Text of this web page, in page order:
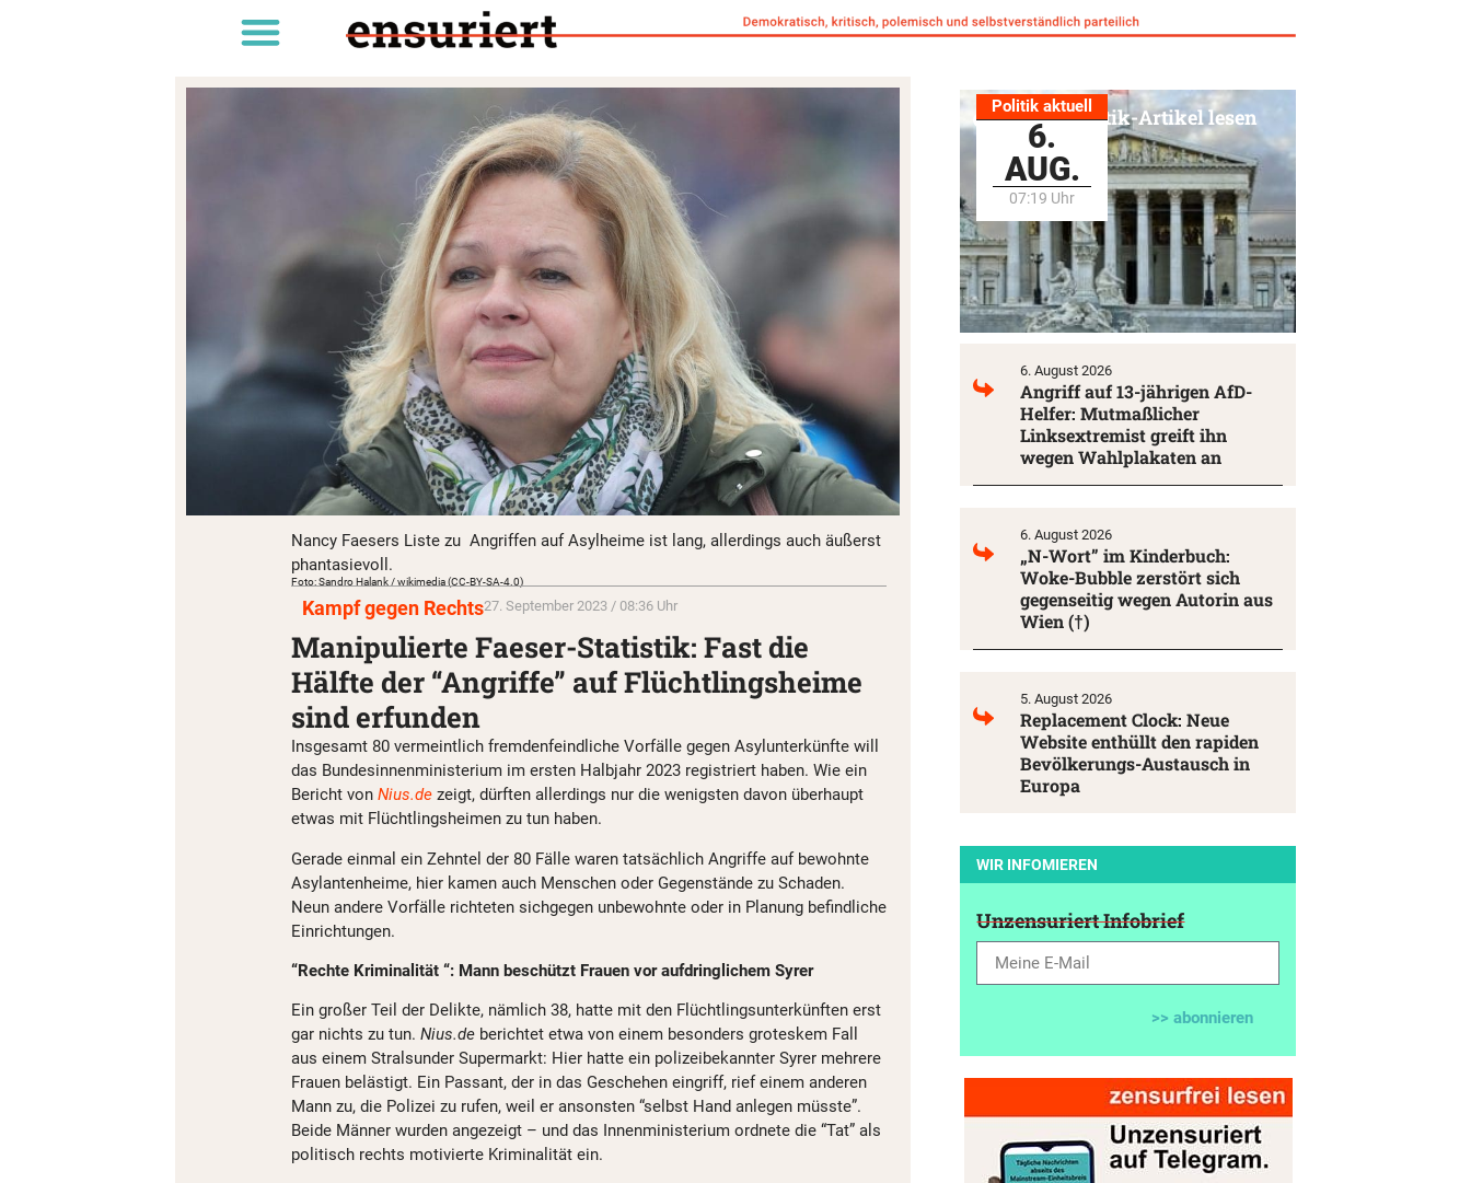
Nancy Faesers Liste zu Angriffen auf Asylheime ist lang, allerdings auch äußerst
phantasievoll.
Foto: Sandro Halank / wikimedia (CC-BY-SA-4.0)
Kampf gegen Rechts27. September 2023 / 08:36 Uhr
Manipulierte Faeser-Statistik: Fast die
Hälfte der “Angriffe” auf Flüchtlingsheime
sind erfunden
Insgesamt 80 vermeintlich fremdenfeindliche Vorfälle gegen Asylunterkünfte will
das Bundesinnenministerium im ersten Halbjahr 2023 registriert haben. Wie ein
Bericht von Nius.de zeigt, dürften allerdings nur die wenigsten davon überhaupt
etwas mit Flüchtlingsheimen zu tun haben.
Gerade einmal ein Zehntel der 80 Fälle waren tatsächlich Angriffe auf bewohnte
Asylantenheime, hier kamen auch Menschen oder Gegenstände zu Schaden.
Neun andere Vorfälle richteten sichgegen unbewohnte oder in Planung befindliche
Einrichtungen.
“Rechte Kriminalität “: Mann beschützt Frauen vor aufdringlichem Syrer
Ein großer Teil der Delikte, nämlich 38, hatte mit den Flüchtlingsunterkünften erst
gar nichts zu tun. Nius.de berichtet etwa von einem besonders groteskem Fall
aus einem Stralsunder Supermarkt: Hier hatte ein polizeibekannter Syrer mehrere
Frauen belästigt. Ein Passant, der in das Geschehen eingriff, rief einem anderen
Mann zu, die Polizei zu rufen, weil er ansonsten “selbst Hand anlegen müsste”.
Beide Männer wurden angezeigt – und das Innenministerium ordnete die “Tat” als
politisch rechts motivierte Kriminalität ein.
Politik aktuell
6.
AUG.
07:19 Uhr
Alle Politik-Artikel lesen
6. August 2026
Angriff auf 13-jährigen AfD-
Helfer: Mutmaßlicher
Linksextremist greift ihn
wegen Wahlplakaten an
6. August 2026
„N-Wort” im Kinderbuch:
Woke-Bubble zerstört sich
gegenseitig wegen Autorin aus
Wien (†)
5. August 2026
Replacement Clock: Neue
Website enthüllt den rapiden
Bevölkerungs-Austausch in
Europa
WIR INFOMIEREN
Unzensuriert Infobrief
>> abonnieren